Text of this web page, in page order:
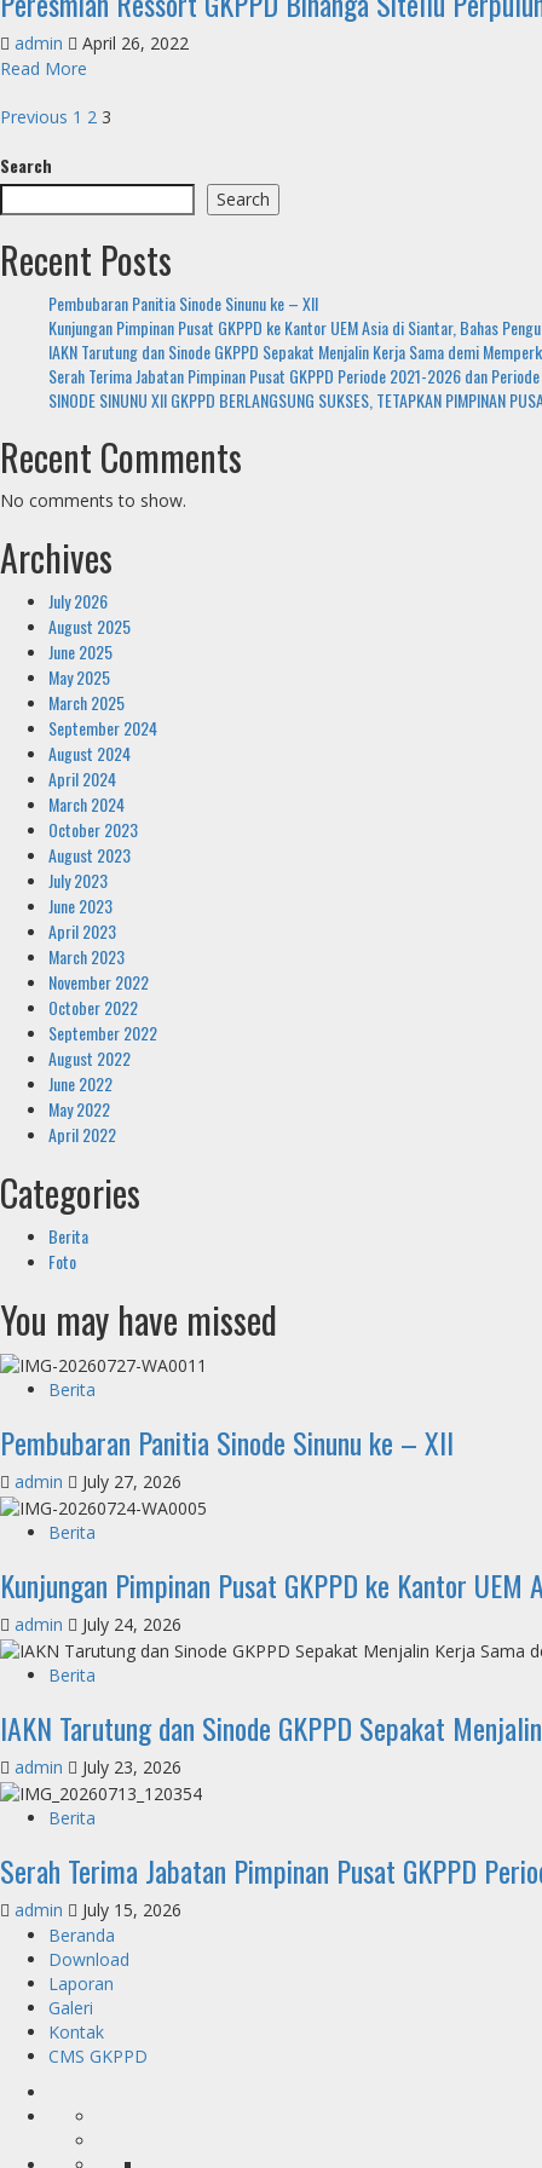
(29
Mei
Partua
Ibages
Suak
Mei
2022)
admin
April 26, 2022
Read More
about
GKPPD
Binanga
Perpulungen
Penabalan
Pendeta
GKPPD
(24
April
Posts
pagination
Previous 1 2 3
Search
Search
Recent Posts
Pembubaran Panitia Sinode Sinunu ke – XII
Kunjungan Pimpinan Pusat GKPPD ke Kantor UEM Asia di Siantar, Bahas
IAKN Tarutung dan Sinode GKPPD Sepakat Menjalin Kerja Sama demi
Serah Terima Jabatan Pimpinan Pusat GKPPD Periode 2021-2026 dan
SINODE SINUNU XII GKPPD BERLANGSUNG SUKSES, TETAPKAN PIMPINAN
Recent Comments
No comments to show.
Archives
July 2026
August 2025
June 2025
May 2025
March 2025
September 2024
August 2024
April 2024
March 2024
October 2023
August 2023
July 2023
June 2023
April 2023
March 2023
November 2022
October 2022
September 2022
August 2022
June 2022
May 2022
April 2022
Categories
Berita
Foto
You may have missed
Berita
Pembubaran Panitia Sinode Sinunu ke – XII
admin July 27, 2026
Berita
Kunjungan Pimpinan Pusat GKPPD ke Kantor
admin July 24, 2026
Berita
IAKN Tarutung dan Sinode GKPPD Sepakat
admin July 23, 2026
Berita
Serah Terima Jabatan Pimpinan Pusat GKPPD
admin
July 15, 2026
Beranda
Download
Laporan
Galeri
Kontak
CMS GKPPD
Download